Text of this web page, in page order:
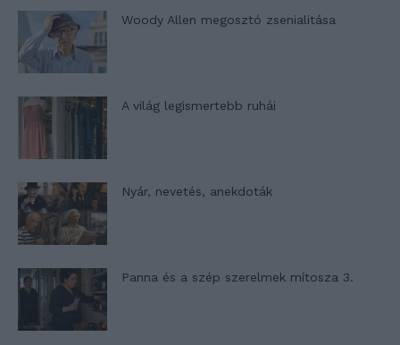
Woody Allen megosztó zsenialitása
A világ legismertebb ruhái
Nyár, nevetés, anekdoták
Panna és a szép szerelmek mítosza 3.